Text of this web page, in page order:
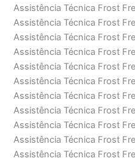
Assistência Técnica Frost
Assistência Técnica Frost
Assistência Técnica Frost
Assistência Técnica Frost
Assistência Técnica Frost
Assistência Técnica Frost
Assistência Técnica Frost
Assistência Técnica Frost
Assistência Técnica Frost
Assistência Técnica Frost
Assistência Técnica Frost